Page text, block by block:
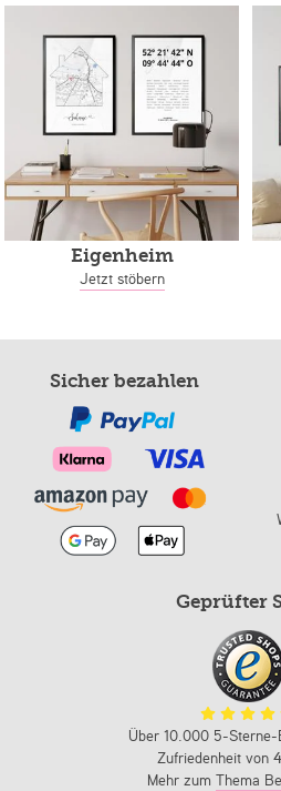
Eigenheim
Jetzt stöbern
Sicher bezahlen
Geprüfter
Über 10.000 5-Sterne-
Zufriedenheit von
Mehr zum Thema